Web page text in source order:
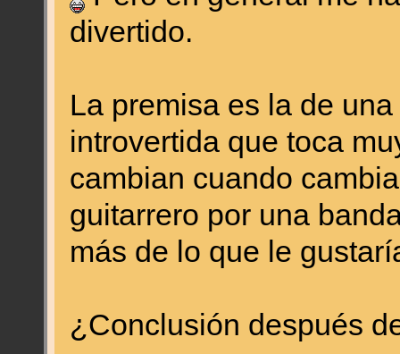
divertido.
La premisa es la de
introvertida que toca
cambian cuando
guitarrero por una
más de lo que le
¿Conclusión después